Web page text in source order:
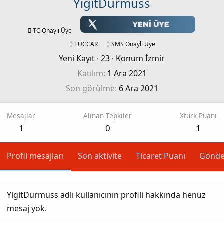
TC Onaylı Üye
TÜCCAR
SMS Onaylı Üye
Yeni Kayıt · 23 · Konum İzmir
Katılım 1 Ara 2021
Son görülme 6 Ara 2021
Mesajlar
1
Alınan Tepkiler
0
Xturk Puanı
1
Profil mesajları Son aktivite Ticaret Puanı
YigitDurmuss adlı kullanıcının profili hakkında henüz
mesaj yok.